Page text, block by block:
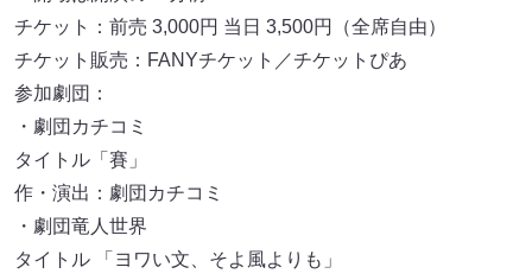
チケット：前売 3,000円 当日 3,500円（全席自由）
チケット販売：FANYチケット／チケットぴあ
参加劇団：
・劇団カチコミ
タイトル「賽」
作・演出：劇団カチコミ
・劇団竜人世界
タイトル 「ヨワい文、そよ風よりも」